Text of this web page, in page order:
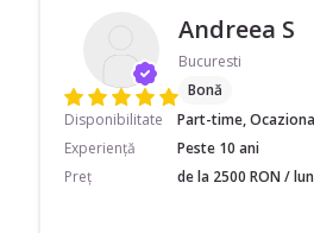
Andreea S
Bucuresti
Bonă
Disponibilitate
Part-time,
Experiență
Peste 10 ani
Preț
de la 2500 RON /